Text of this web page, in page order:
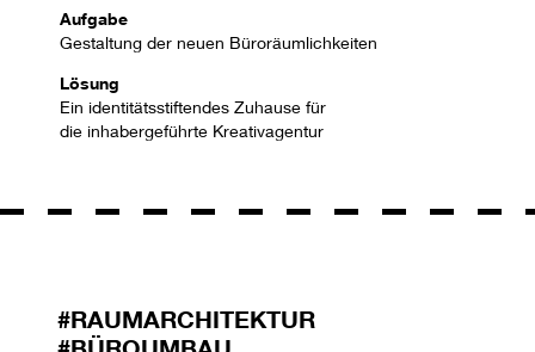
Aufgabe
Gestaltung der neuen Büroräumlichkeiten
Lösung
Ein identitätsstiftendes Zuhause für
die inhabergeführte Kreativagentur
#RAUMARCHITEKTUR